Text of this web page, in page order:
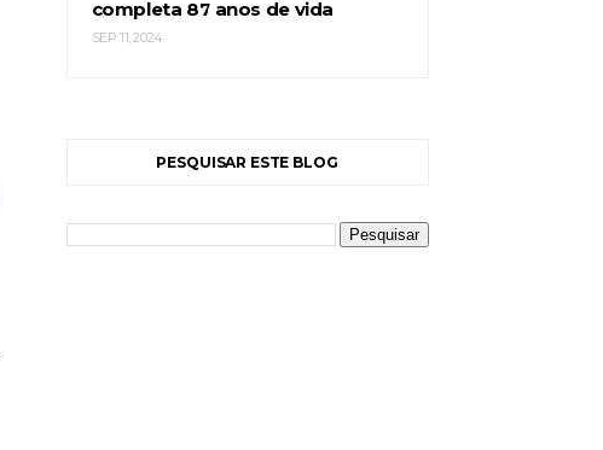
completa 87 anos de vida
SEP 11, 2024
PESQUISAR ESTE BLOG